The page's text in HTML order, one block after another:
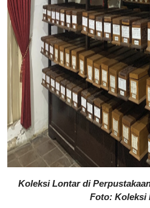
Koleksi Lontar di
Foto: Koleksi